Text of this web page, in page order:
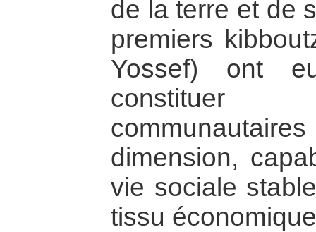
de la terre et de
premiers
Yossef) ont
dimension,
vie sociale
tissu